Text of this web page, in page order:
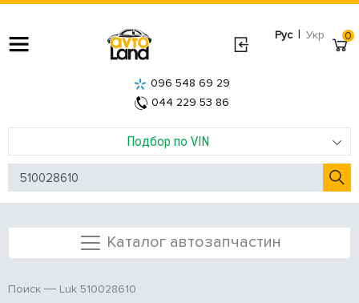
Рус | Укр
Подбор по VIN
096 548 69 29
044 229 53 86
0
Каталог автозапчастин
Поиск Luk 510028610